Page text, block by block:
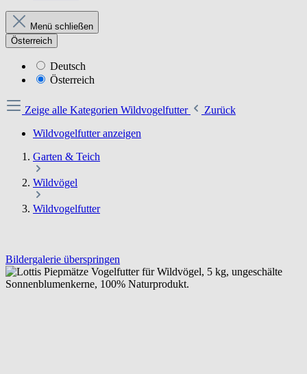
Menü schließen
Österreich
Deutsch
Österreich
Zeige alle Kategorien Wildvogelfutter
Zurück
Wildvogelfutter anzeigen
Garten & Teich
Wildvögel
Wildvogelfutter
Bildergalerie überspringen